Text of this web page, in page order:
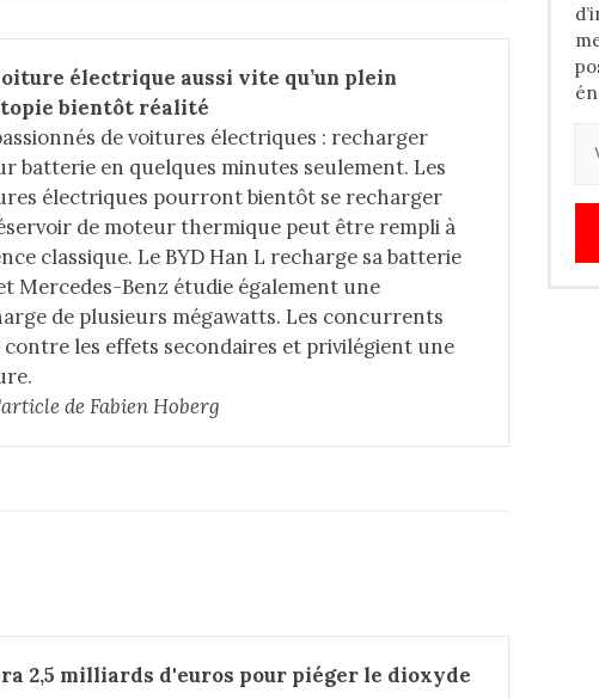
électrique aussi vite qu’un plein
bientôt réalité
de voitures électriques : recharger
batterie en quelques minutes seulement. Les
électriques pourront bientôt se recharger
de moteur thermique peut être rempli à
classique. Le BYD Han L recharge sa batterie
Mercedes-Benz étudie également une
de plusieurs mégawatts. Les concurrents
les effets secondaires et privilégient une
de Fabien Hoberg
2,5 milliards d'euros pour piéger le dioxyde